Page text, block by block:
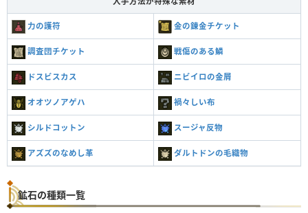
力の護符 金の錬金チケット
調査団チケット 戦傷のある鱗
ドスビスカス ニビイロの金屑
オオツノアゲハ 禍々しい布
シルドコットン スージャ反物
アズズのなめし革 ダルトドンの毛織物
鉱石の種類一覧